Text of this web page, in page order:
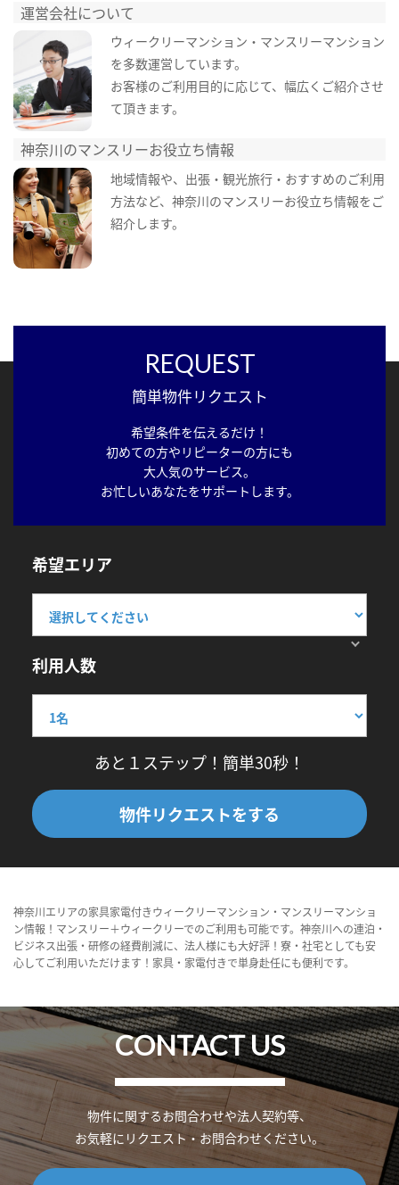
運営会社について
ウィークリーマンション・マンスリーマンション
を多数運営しています。
お客様のご利用目的に応じて、幅広くご紹介させ
て頂きます。
神奈川のマンスリーお役立ち情報
地域情報や、出張・観光旅行・おすすめのご利用
方法など、神奈川のマンスリーお役立ち情報をご
紹介します。
REQUEST
簡単物件リクエスト
希望条件を伝えるだけ！
初めての方やリピーターの方にも
大人気のサービス。
お忙しいあなたをサポートします。
希望エリア
利用人数
あと１ステップ！簡単30秒！
物件リクエストをする
神奈川エリアの家具家電付きウィークリーマンション・マンスリーマンショ
ン情報！マンスリー＋ウィークリーでのご利用も可能です。神奈川への連泊・
ビジネス出張・研修の経費削減に、法人様にも大好評！寮・社宅としても安
心してご利用いただけます！家具・家電付きで単身赴任にも便利です。
CONTACT US
物件に関するお問合わせや法人契約等、
お気軽にリクエスト・お問合わせください。